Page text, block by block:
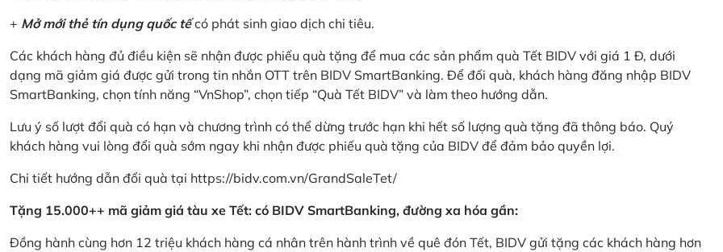
+ Mở mới thẻ tín dụng quốc tếcó phát sinh giao dịch chi tiêu.
Các khách hàng đủ điều kiện sẽ nhận được phiếu quà tặng để mua các sản phẩm quà Tết BIDV với giá 1 Đ, dưới
dạng mã giảm giá được gửi trong tin nhắn OTT trên BIDV SmartBanking. Để đối quà, khách hàng đăng nhập BIDV
SmartBanking, chọn tính năng “VnShop”, chọn tiếp “Quà Tết BIDV” và làm theo hướng dẫn.
Lưu ý số lượt đổi quà có hạn và chương trình có thể dừng trước hạn khi hết số lượng quà tặng đã thông báo. Quý
khách hàng vui lòng đổi quà sớm ngay khi nhận được phiếu quà tặng của BIDV để đảm bảo quyền lợi.
Chi tiết hướng dẫn đổi quà tại https://bidv.com.vn/GrandSaleTet/
Tặng 15.000++ mã giảm giá tàu xe Tết: có BIDV SmartBanking, đường xa hóa gần:
Đồng hành cùng hơn 12 triệu khách hàng cá nhân trên hành trình về quê đón Tết, BIDV gửi tặng các khách hàng hơn